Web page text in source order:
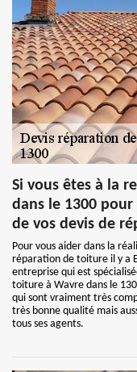
Si vous êtes à la
dans le 1300
de vos devis de
Pour vous aider dans la
réparation de toiture il y a
entreprise qui est
toiture à Wavre dans le
qui sont vraiment très
très bonne qualité mais
tous ses agents.